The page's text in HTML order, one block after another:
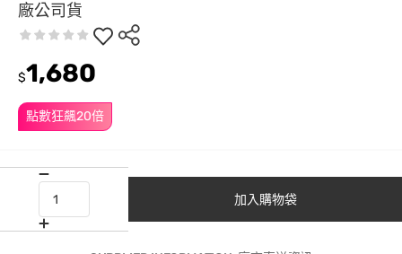
廠公司貨
點數狂飆20倍
$1,680
加入購物袋